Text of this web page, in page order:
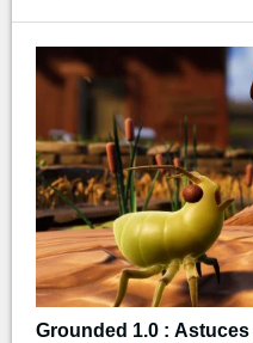
Grounded 1.0 :